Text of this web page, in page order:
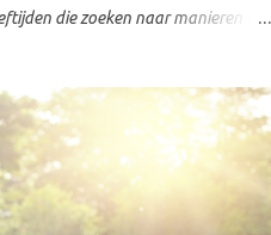
die zoeken naar manieren om
het hele magazine. Niet alleen in
Het is een magazine
gericht op praktische
in het leven, hoe kom je meer tot
Daarnaast is er ook aandacht